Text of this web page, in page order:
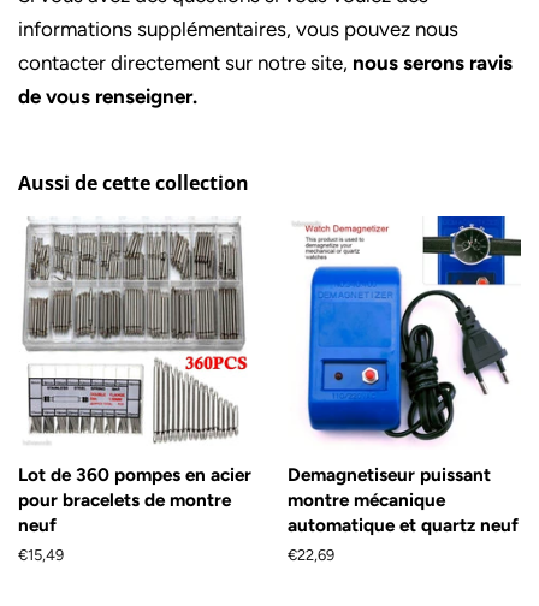
informations supplémentaires, vous pouvez nous
contacter directement sur notre site, nous serons ravis
de vous renseigner.
Aussi de cette collection
Lot de 360 pompes en acier
pour bracelets de montre
neuf
Prix
€15,49
Demagnetiseur puissant
montre mécanique
automatique et quartz neuf
Prix
€22,69